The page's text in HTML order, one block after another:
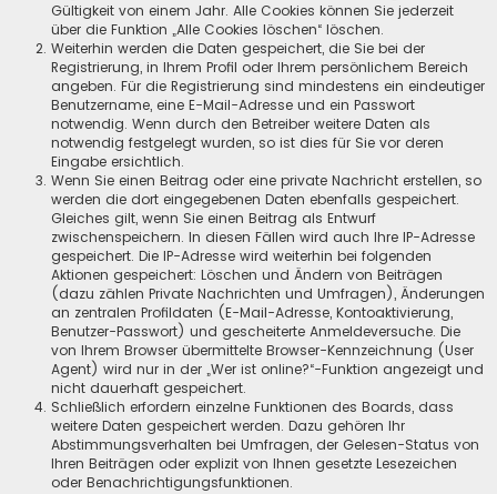
Gültigkeit von einem Jahr. Alle Cookies können Sie jederzeit
über die Funktion „Alle Cookies löschen“ löschen.
Weiterhin werden die Daten gespeichert, die Sie bei der
Registrierung, in Ihrem Profil oder Ihrem persönlichem Bereich
angeben. Für die Registrierung sind mindestens ein eindeutiger
Benutzername, eine E-Mail-Adresse und ein Passwort
notwendig. Wenn durch den Betreiber weitere Daten als
notwendig festgelegt wurden, so ist dies für Sie vor deren
Eingabe ersichtlich.
Wenn Sie einen Beitrag oder eine private Nachricht erstellen, so
werden die dort eingegebenen Daten ebenfalls gespeichert.
Gleiches gilt, wenn Sie einen Beitrag als Entwurf
zwischenspeichern. In diesen Fällen wird auch Ihre IP-Adresse
gespeichert. Die IP-Adresse wird weiterhin bei folgenden
Aktionen gespeichert: Löschen und Ändern von Beiträgen
(dazu zählen Private Nachrichten und Umfragen), Änderungen
an zentralen Profildaten (E-Mail-Adresse, Kontoaktivierung,
Benutzer-Passwort) und gescheiterte Anmeldeversuche. Die
von Ihrem Browser übermittelte Browser-Kennzeichnung (User
Agent) wird nur in der „Wer ist online?“-Funktion angezeigt und
nicht dauerhaft gespeichert.
Schließlich erfordern einzelne Funktionen des Boards, dass
weitere Daten gespeichert werden. Dazu gehören Ihr
Abstimmungsverhalten bei Umfragen, der Gelesen-Status von
Ihren Beiträgen oder explizit von Ihnen gesetzte Lesezeichen
oder Benachrichtigungsfunktionen.